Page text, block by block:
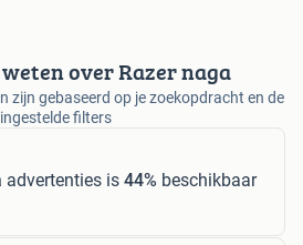
over Razer naga
zijn gebaseerd op je zoekopdracht en de
ingestelde filters
advertenties is 44% beschikbaar